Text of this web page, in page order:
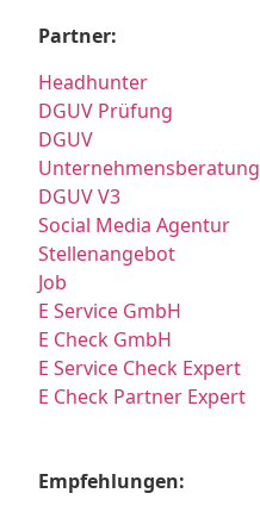
Partner:
Headhunter
DGUV Prüfung
DGUV
Unternehmensberatung
DGUV V3
Social Media Agentur
Stellenangebot
Job
E Service GmbH
E Check GmbH
E Service Check Expert
E Check Partner Expert
Empfehlungen: